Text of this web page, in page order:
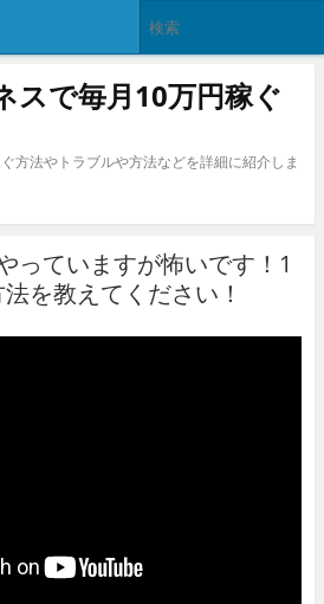
スで毎月10万円稼ぐ
方法やトラブルや方法などを詳細に紹介しま
っていますが怖いです！1
を教えてください！